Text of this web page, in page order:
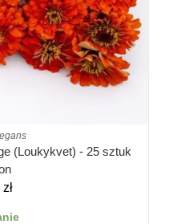
(Loukykvet) - 25 sztuk
zł